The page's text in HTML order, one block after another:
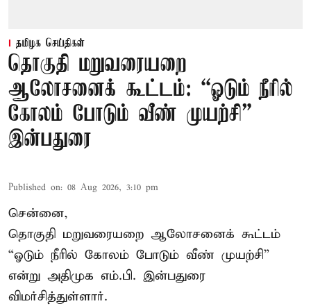
தமிழக செய்திகள்
தொகுதி மறுவரையறை
ஆலோசனைக் கூட்டம்: “ஓடும் நீரில்
கோலம் போடும் வீண் முயற்சி” –
இன்பதுரை
Published on: 08 Aug 2026, 3:10 pm
சென்னை,
தொகுதி மறுவரையறை ஆலோசனைக் கூட்டம்
“ஓடும் நீரில் கோலம் போடும் வீண் முயற்சி”
என்று அதிமுக எம்.பி. இன்பதுரை
விமர்சித்துள்ளார்.